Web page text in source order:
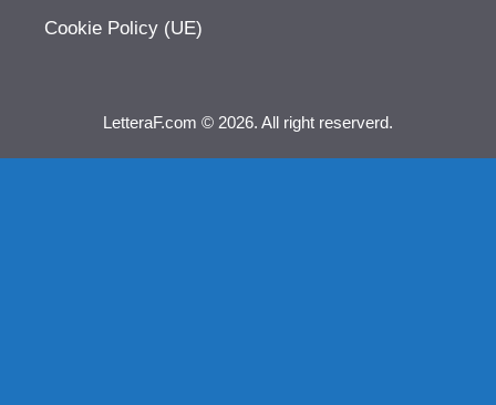
Cookie Policy (UE)
LetteraF.com © 2026. All right reserverd.